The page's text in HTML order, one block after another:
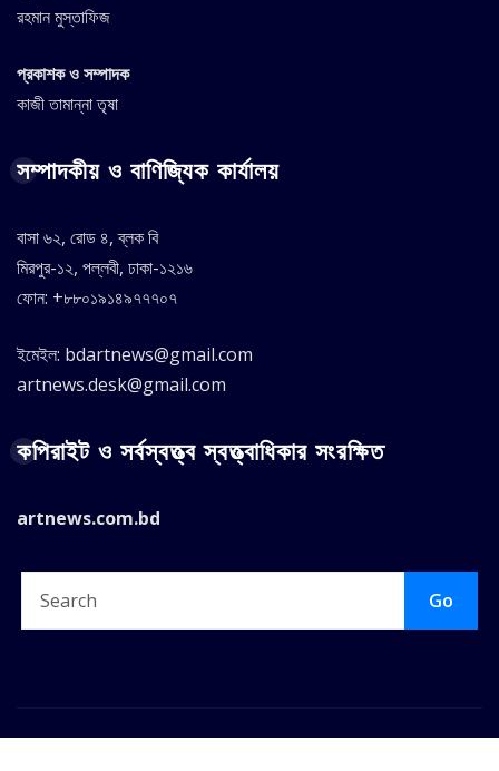
রহমান মুস্তাফিজ
প্রকাশক ও সম্পাদক
কাজী তামান্না তৃষা
সম্পাদকীয় ও বাণিজ্যিক কার্যালয়
বাসা ৬২, রোড ৪, ব্লক বি
মিরপুর-১২, পল্লবী, ঢাকা-১২১৬
ফোন: +৮৮০১৯১৪৯৭৭৭০৭
ইমেইল: bdartnews@gmail.com
artnews.desk@gmail.com
কপিরাইট ও সর্বস্বত্ত্ব স্বত্ত্বাধিকার সংরক্ষিত
artnews.com.bd
Go